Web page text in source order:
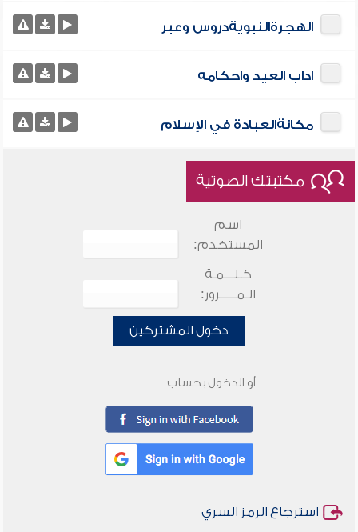
الهجرةالنبويةدروس وعبر
اداب العيد واحكامه
مكانةالعبادة في الإسلام
مكتبتك الصوتية
اسم
المستخدم:
كـلـــمـة
الـمـــــرور:
دخول المشتركين
أو الدخول بحساب
استرجاع الرمز السري